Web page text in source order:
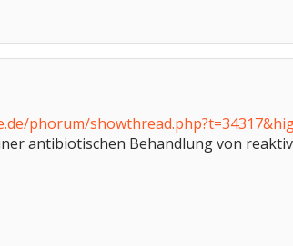
phorum/
antibiotischen Behandlung von